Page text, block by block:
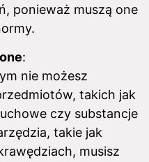
ponieważ muszą one
:
nie możesz
takich jak
czy substancje
takie jak
musisz